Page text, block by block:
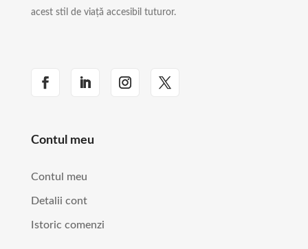
acest stil de viață accesibil tuturor.
Contul meu
Contul meu
Detalii cont
Istoric comenzi